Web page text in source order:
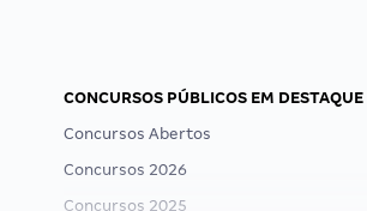
CONCURSOS PÚBLICOS EM DESTAQUE
Concursos Abertos
Concursos 2026
Concursos 2025